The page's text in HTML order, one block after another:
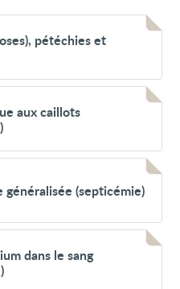
pétéchies et
aux caillots
(septicémie)
dans le sang